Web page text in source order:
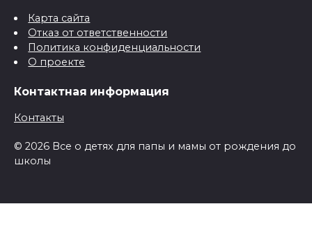
Карта сайта
Отказ от ответственности
Политика конфиденциальности
О проекте
Контактная информация
Контакты
© 2026 Все о детях для папы и мамы от рождения до
школы